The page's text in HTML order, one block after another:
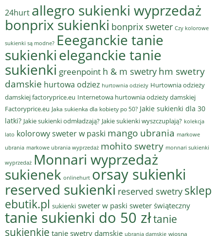
24hurt allegro sukienki wyprzedaż
bonprix sukienki bonprix sweter Czy kolorowe
sukienki są modne? Eeeganckie tanie
sukienkieleganckie tanie
sukienki greenpoint h & m swetry hm swetry
damskie hurtowa odziez hurtownia odzieży Hurtownia odzieży
damskiej factoryprice.eu Internetowa hurtownia odzieży damskiej
Factoryprice.eu Jaka sukienka dla kobiety po 50? Jakie sukienki dla 30
latki? Jakie sukienki odmładzają? Jakie sukienki wyszczuplają? kolekcja
lato kolorowy sweter w paski mango ubrania markowe
ubrania markowe ubrania wyprzedaż mohito swetry monnari sukienki
wyprzedaż Monnari wyprzedaż
sukienek onlinehurt orsay sukienki
reserved sukienki reserved swetry sklep
ebutik.pl sukienki sweter w paski sweter świąteczny
tanie sukienki do 50 złtanie
sukienkie tanie swetry damskie ubrania damskie wiosna